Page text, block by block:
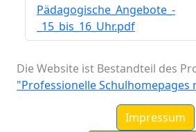
Pädagogische_Angebote_-
_15_bis_16_Uhr.pdf
Die Website ist Bestandteil des
"Professionelle Schulhomepages
Impressum